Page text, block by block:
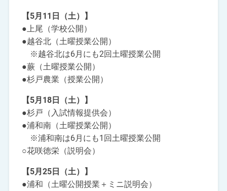
【5月11日（土）】
●上尾（学校公開）
●越谷北（土曜授業公開）
※越谷北は6月にも2回土曜授業公開
●蕨（土曜授業公開）
●杉戸農業（授業公開）
【5月18日（土）】
●杉戸（入試情報提供会）
●浦和南（土曜授業公開）
※浦和南は6月にも1回土曜授業公開
○花咲徳栄（説明会）
【5月25日（土）】
●浦和（土曜公開授業＋ミニ説明会）